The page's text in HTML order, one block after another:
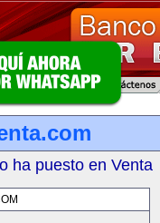
ha puesto en Venta